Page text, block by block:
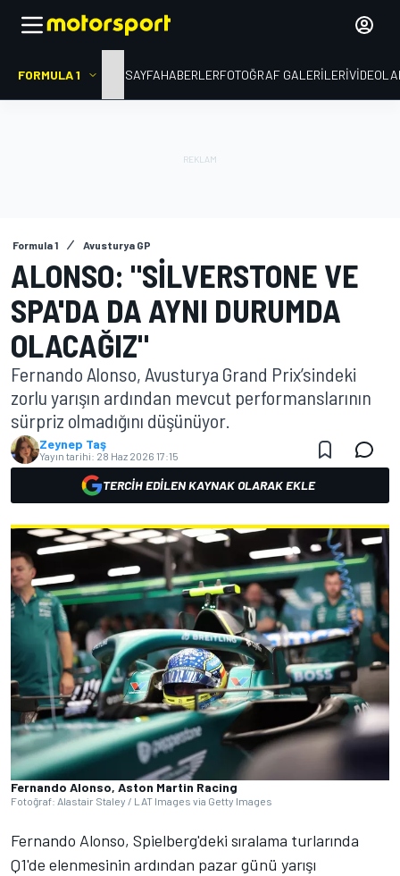
FORMULA 1 ANA SAYFAHABERLERFOTOĞRAF GALERILERI
Formula 1 Avusturya GP
ALONSO: "SILVERSTONE VE
SPA'DA DA AYNI DURUMDA
OLACAĞIZ"
Fernando Alonso, Avusturya Grand Prix’sindeki
zorlu yarışın ardından mevcut performanslarının
sürpriz olmadığını düşünüyor.
Zeynep Taş
Yayın tarihi: 28 Haz 2026 17:15
TERCIH EDILEN KAYNAK OLARAK EKLE
Fernando Alonso, Aston Martin Racing
Fotoğraf: Alastair Staley / LAT Images via Getty Images
Fernando Alonso, Spielberg'deki sıralama turlarında
Q1'de elenmesinin ardından pazar günü yarışı